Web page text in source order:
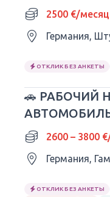
2500 €/месяц
Германия,
ОТКЛИК БЕЗ АНКЕТЫ
🚗 РАБОЧИЙ
VOLKSWAGEN
2600 – 3800
Германия,
ОТКЛИК БЕЗ АНКЕТЫ